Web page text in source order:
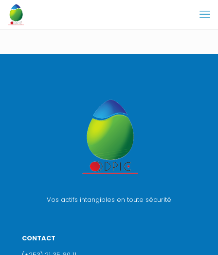
Vos actifs intangibles en toute sécurité
CONTACT